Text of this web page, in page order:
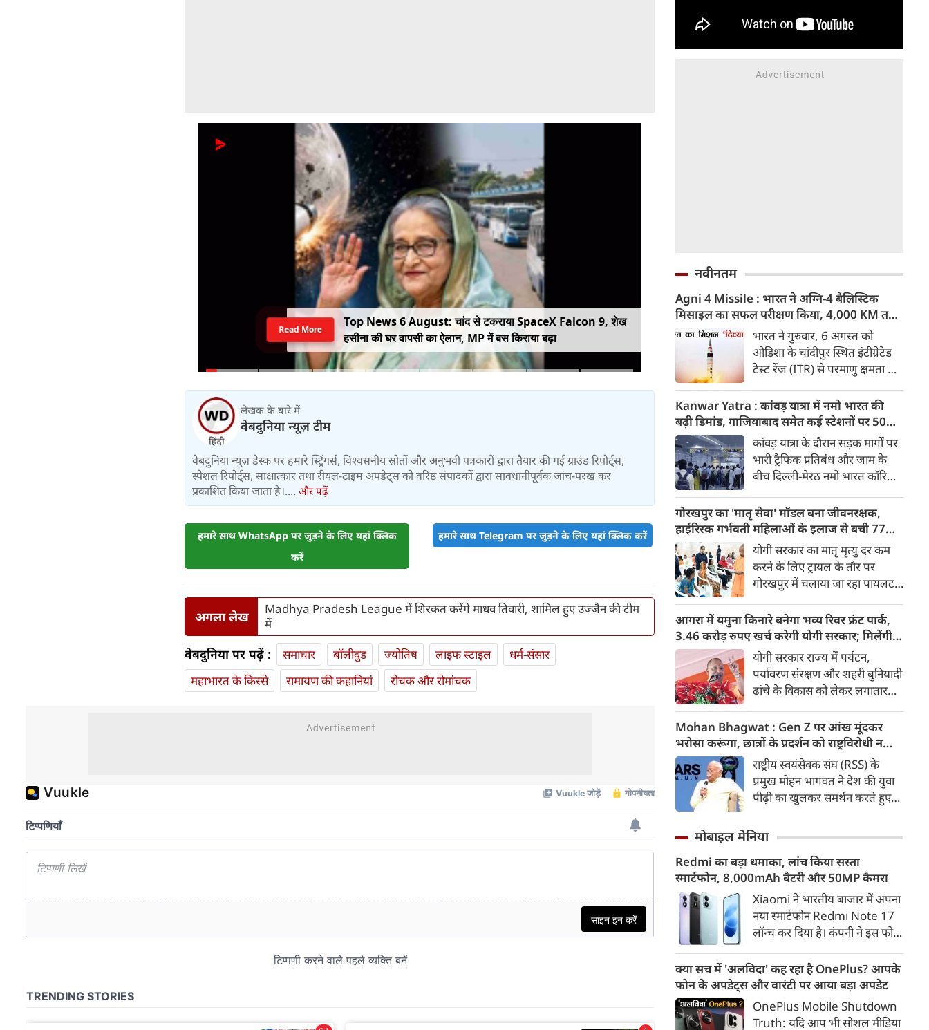
Top News 6 August: चांद से टकराया SpaceX Falcon 9, शेख
हसीना की घर वापसी का ऐलान, MP में बस किराया बढ़ा
Read More
लेखक के बारे में
वेबदुनिया न्यूज़ टीम
वेबदुनिया न्यूज़ डेस्क पर हमारे स्ट्रिंगर्स, विश्वसनीय स्रोतों और अनुभवी पत्रकारों द्वारा तैयार की गई ग्राउंड रिपोर्ट्स,
स्पेशल रिपोर्ट्स, साक्षात्कार तथा रीयल-टाइम अपडेट्स को वरिष्ठ संपादकों द्वारा सावधानीपूर्वक जांच-परख कर
प्रकाशित किया जाता है।.... और पढ़ें
हमारे साथ WhatsApp पर जुड़ने के लिए यहां क्लिक
करें
हमारे साथ Telegram पर जुड़ने के लिए यहां क्लिक करें
अगला लेख
Madhya Pradesh League में शिरकत करेंगे माधव तिवारी, शामिल हुए उज्जैन की टीम
में
वेबदुनिया पर पढ़ें : समाचार बॉलीवुड ज्योतिष लाइफ स्‍टाइल
धर्म-संसार
महाभारत के किस्से
रामायण की कहानियां रोचक और रोमांचक
नवीनतम
Agni 4 Missile : भारत ने अग्नि-4 बैलिस्टिक
मिसाइल का सफल परीक्षण किया, 4,000 KM तक
मारक क्षमता
भारत ने गुरुवार, 6 अगस्त को
ओडिशा के चांदीपुर स्थित इंटीग्रेटेड
टेस्ट रेंज (ITR) से परमाणु क्षमता से
मिसाइल अग्नि-4 का सफल परीक्षण
किया। रक्षा मंत्रालय के मुताबिक, यह
परीक्षण स्ट्रैटेजिक फोर्सेज कमांड
(SFC) और रक्षा अनुसंधान एवं
विकास संगठन (DRDO) की ओर से
किया गया।
Kanwar Yatra : कांवड़ यात्रा में नमो भारत की
बढ़ी डिमांड, गाजियाबाद समेत कई स्टेशनों पर 50%
तक बढ़ी यात्रियों की संख्याकांवड़ यात्रा के दौरान सड़क मार्गों पर
भारी ट्रैफिक प्रतिबंध और जाम के
बीच दिल्ली-मेरठ नमो भारत कॉरिडोर
परिवहन विकल्प बनकर उभरा है।
तेज़, समयबद्ध और आरामदायक
सफर के चलते कॉरिडोर के कई
स्टेशनों पर यात्रियों की संख्या में 40
से 50 प्रतिशत तक बढ़ गई है।
गोरखपुर का 'मातृ सेवा' मॉडल बना जीवनरक्षक,
हाईरिस्क गर्भवती महिलाओं के इलाज से बची 77
जिंदगियां
योगी सरकार का मातृ मृत्यु दर कम
करने के लिए ट्रायल के तौर पर
गोरखपुर में चलाया जा रहा पायलट
बनकर उभरा है। मुख्यमंत्री योगी
आदित्यनाथ के निर्देश पर पायलट
प्रोजेक्ट ‘मातृ सेवा’ का लक्ष्य हाई
रिस्क गर्भवती केसों को तुरंत बड़े
अस्पतालों में रेफर कर बचाना है।
आगरा में यमुना किनारे बनेगा भव्य रिवर फ्रंट पार्क,
3.46 करोड़ रुपए खर्च करेगी योगी सरकार; मिलेंगी ये
खास सुविधाएं
योगी सरकार राज्य में पर्यटन,
पर्यावरण संरक्षण और शहरी बुनियादी
ढांचे के विकास को लेकर लगातार
कड़ी में अब ताजनगरी में यमुना नदी
के किनारों को खूबसूरत, प्रदूषण मुक्त
और उपयोगी बनाने की बड़ी तैयारी
शुरू हो गई है। आगरा के झलकारी
बाई चौराहे से लेकर वेदांत मंदिर के
पास यमुना किनारे (यमुना बैंक साइड)
किया जा रहा है।
Mohan Bhagwat : Gen Z पर आंख मूंदकर
भरोसा करूंगा, छात्रों के प्रदर्शन को राष्ट्रविरोधी न
बताएं, RSS प्रमुख मोहन भागवत का बड़ा बयान, चीन
और पाकिस्तान को लेकर क्या कहा
राष्ट्रीय स्वयंसेवक संघ (RSS) के
प्रमुख मोहन भागवत ने देश की युवा
पीढ़ी का खुलकर समर्थन करते हुए
मूंदकर भरोसा करेंगे। उन्होंने कहा कि
छात्रों को राष्ट्रविरोधी नहीं कहा जाना
चाहिए। युवाओं की बात को दबाने के
बजाय उनके साथ संवाद के जरिए
उनकी चिंताओं को समझने की
जरूरत है।
मोबाइल मेनिया
Redmi का बड़ा धमाका, लांच किया सस्ता
स्मार्टफोन, 8,000mAh बैटरी और 50MP कैमरा
Xiaomi ने भारतीय बाजार में अपना
नया स्मार्टफोन Redmi Note 17
लॉन्च कर दिया है। कंपनी ने इस फोन
डिस्प्ले, 8,000mAh की बड़ी बैटरी
और Qualcomm Snapdragon
चिपसेट के साथ पेश किया है। फोन में
50MP का मेन कैमरा दिया गया है।
क्या सच में 'अलविदा' कह रहा है OnePlus? आपके
फोन के अपडेट्स और वारंटी पर आया बड़ा अपडेट
OnePlus Mobile Shutdown
Truth: यदि आप भी सोशल मीडिया